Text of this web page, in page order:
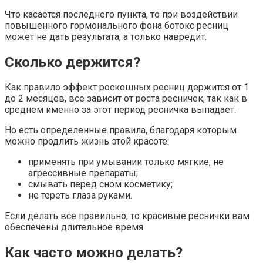
Что касается последнего пункта, то при воздействии
повышенного гормонального фона ботокс ресниц
может не дать результата, а только навредит.
Сколько держится?
Как правило эффект роскошных ресниц держится от 1
до 2 месяцев, все зависит от роста ресничек, так как в
среднем именно за этот период ресничка выпадает.
Но есть определенные правила, благодаря которым
можно продлить жизнь этой красоте:
применять при умывании только мягкие, не
агрессивные препараты;
смывать перед сном косметику;
не тереть глаза руками.
Если делать все правильно, то красивые реснички вам
обеспечены длительное время.
Как часто можно делать?